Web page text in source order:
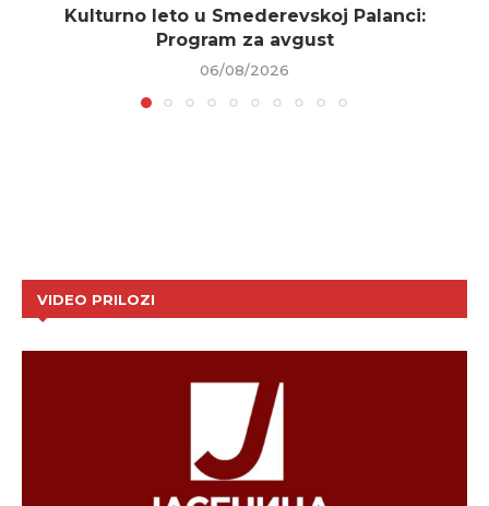
Kulturno leto u Smederevskoj Palanci:
Program za avgust
06/08/2026
VIDEO PRILOZI